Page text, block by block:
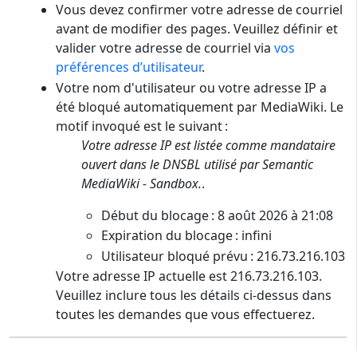
Vous devez confirmer votre adresse de courriel
avant de modifier des pages. Veuillez définir et
valider votre adresse de courriel via vos
préférences d’utilisateur.
Votre nom d'utilisateur ou votre adresse IP a
été bloqué automatiquement par MediaWiki. Le
motif invoqué est le suivant :
Votre adresse IP est listée comme mandataire
ouvert dans le DNSBL utilisé par Semantic
MediaWiki - Sandbox..
Début du blocage : 8 août 2026 à 21:08
Expiration du blocage : infini
Utilisateur bloqué prévu : 216.73.216.103
Votre adresse IP actuelle est 216.73.216.103.
Veuillez inclure tous les détails ci-dessus dans
toutes les demandes que vous effectuerez.